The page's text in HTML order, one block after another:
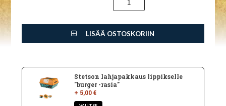
LISÄÄ OSTOSKORIIN
Stetson lahjapakkaus lippikselle
"burger -rasia"
+ 5,00 €